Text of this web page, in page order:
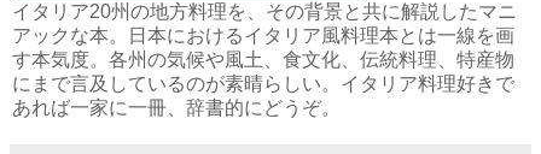
イタリア20州の地方料理を、その背景と共に解説したマニ
アックな本。日本におけるイタリア風料理本とは一線を画
す本気度。各州の気候や風土、食文化、伝統料理、特産物
にまで言及しているのが素晴らしい。イタリア料理好きで
あれば一家に一冊、辞書的にどうぞ。